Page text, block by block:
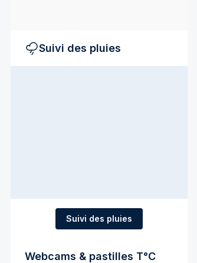
Suivi des pluies
Suivi des pluies
Webcams & pastilles T°C